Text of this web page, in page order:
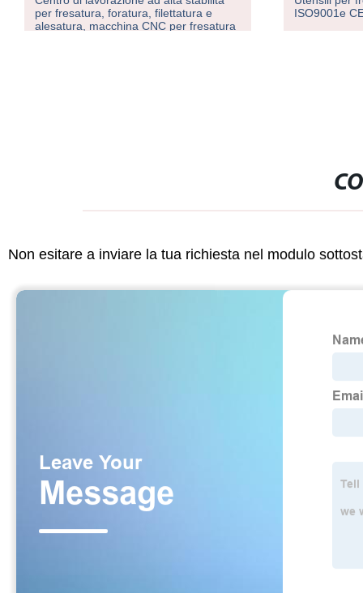
per fresatura, foratura, filettatura e
alesatura, macchina CNC per fresatura
ISO9001e
Non esitare a inviare la tua richiesta nel modulo